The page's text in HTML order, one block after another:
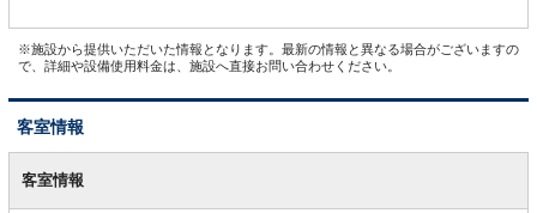
※施設から提供いただいた情報となります。最新の情報と異なる場合がございますの
で、詳細や設備使用料金は、施設へ直接お問い合わせください。
客室情報
室客室情報